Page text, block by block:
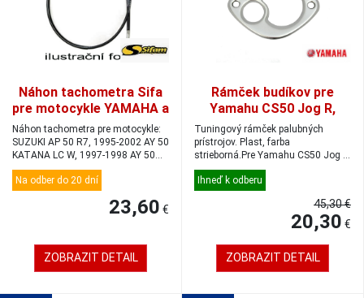
Náhon tachometra Sifa
pre motocykle YAMAHA a
SUZUKI
Náhon tachometra pre motocykle:
SUZUKI AP 50 R7, 1995-2002 AY 50
KATANA LC W, 1997-1998 AY 50
K...
Na odber do 20 dní
23,60 €
ZOBRAZIT DETAIL
Rámček budíkov pre
Yamahu CS50 Jog R,
strieborný. Original
Tuningový rámček palubných
prístrojov. Plast, farba
strieborná.Pre Yamahu CS50 Jog R
'02-'07, CS50Z ...
Ihneď k odberu
45,30 €
20,30 €
ZOBRAZIT DETAIL